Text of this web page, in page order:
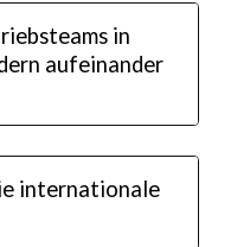
in
aufeinander
internationale